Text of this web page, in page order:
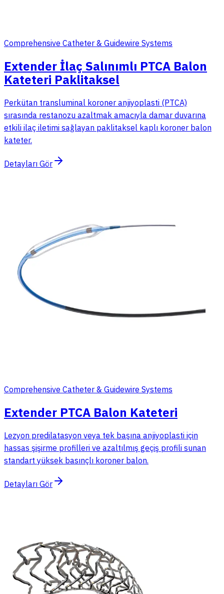
Comprehensive Catheter & Guidewire Systems
Extender İlaç Salınımlı PTCA Balon
Kateteri Paklitaksel
Perkütan transluminal koroner anjiyoplasti (PTCA)
sırasında restanozu azaltmak amacıyla damar duvarına
etkili ilaç iletimi sağlayan paklitaksel kaplı koroner balon
kateter.
Detayları Gör
Comprehensive Catheter & Guidewire Systems
Extender PTCA Balon Kateteri
Lezyon predilatasyon veya tek başına anjiyoplasti için
hassas şişirme profilleri ve azaltılmış geçiş profili sunan
standart yüksek basınçlı koroner balon.
Detayları Gör